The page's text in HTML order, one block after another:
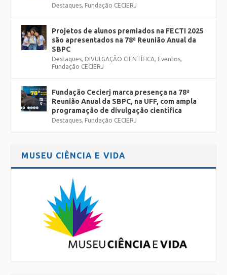
Destaques, Fundação CECIERJ
Projetos de alunos premiados na FECTI 2025
são apresentados na 78ª Reunião Anual da
SBPC
Destaques, DIVULGAÇÃO CIENTÍFICA, Eventos,
Fundação CECIERJ
Fundação Cecierj marca presença na 78ª
Reunião Anual da SBPC, na UFF, com ampla
programação de divulgação científica
Destaques, Fundação CECIERJ
MUSEU CIÊNCIA E VIDA